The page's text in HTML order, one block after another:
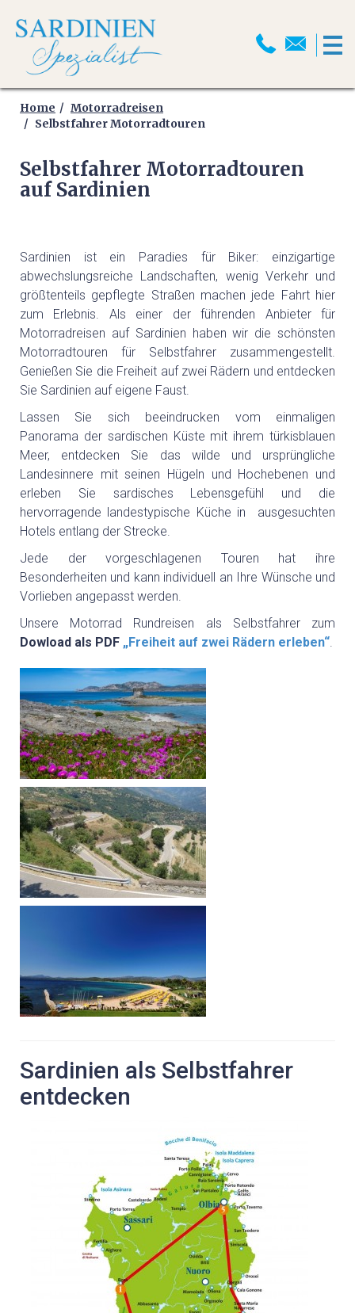
MOTORRADREISEN
MOTORRADTRANSPORT
SELBSTFAHRER
MOTORRADTOUREN
GEFÜHRTE MOTORRADTOUREN
GOLFPLÄTZE
GOLFREISEN SARDINIEN
GOLFREISEN WELTWEIT
RUNDREISEN
MIETWAGEN RUNDREISE
GRUPPENREISEN
BED & BREAKFAST
SARDINIEN INDIVIDUELL
AKTIV
WANDERN
KITESURFEN
FEWO
EVENTS
LAST-MINUTE-ANGEBOTE
SERVICE
Home
Motorradreisen
Selbstfahrer Motorradtouren
Selbstfahrer Motorradtouren
auf Sardinien
Sardinien ist ein Paradies für Biker: einzigartige
abwechslungsreiche Landschaften, wenig Verkehr und
größtenteils gepflegte Straßen machen jede Fahrt hier
zum Erlebnis. Als einer der führenden Anbieter für
Motorradreisen auf Sardinien haben wir die schönsten
Motorradtouren für Selbstfahrer zusammengestellt.
Genießen Sie die Freiheit auf zwei Rädern und entdecken
Sie Sardinien auf eigene Faust.
Lassen Sie sich beeindrucken vom einmaligen
Panorama der sardischen Küste mit ihrem türkisblauen
Meer, entdecken Sie das wilde und ursprüngliche
Landesinnere mit seinen Hügeln und Hochebenen und
erleben Sie sardisches Lebensgefühl und die
hervorragende landestypische Küche in ausgesuchten
Hotels entlang der Strecke.
Jede der vorgeschlagenen Touren hat ihre
Besonderheiten und kann individuell an Ihre Wünsche und
Vorlieben angepasst werden.
Unsere Motorrad Rundreisen als Selbstfahrer zum
Dowload als PDF „Freiheit auf zwei Rädern erleben“.
Sardinien als Selbstfahrer
entdecken